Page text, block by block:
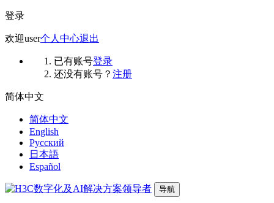
登录
欢迎user个人中心退出
已有账号登录
还没有账号？ 注册
简体中文
简体中文
English
Русский
日本語
Español
导航